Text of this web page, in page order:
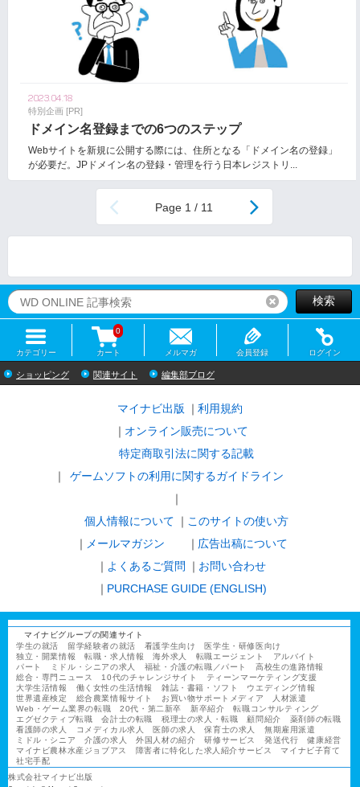
2023.04.18
特別企画 [PR]
ドメイン名登録までの6つのステップ
Webサイトを新規に公開する際には、住所となる「ドメイン名の登録」
が必要だ。JPドメイン名の登録・管理を行う日本レジストリ...
1 / 11
リセット検索
カテゴリー カート
0
メルマガ 会員登録 ログイン
ショッピング 関連サイト 編集部ブログ
マイナビ出版
利用規約
オンライン販売について
特定商取引法に関する記載
ゲームソフトの利用に関するガイドライン
｜
個人情報について
このサイトの使い方
メールマガジン
広告出稿について
よくあるご質問
お問い合わせ
PURCHASE GUIDE (ENGLISH)
マイナビグループの関連サイト
学生の就活
留学経験者の就活 看護学生向け
医学生・研修医向け
独立・開業情報
転職・求人情報 海外求人 転職エージェント
アルバイト
パート
ミドル・シニアの求人 福祉・介護の転職／パート
高校生の進路情報
総合・専門ニュース
10代のチャレンジサイト
ティーンマーケティング支援
大学生活情報
働く女性の生活情報 雑誌・書籍・ソフト
ウエディング情報
世界遺産検定
総合農業情報サイト お買い物サポートメディア
人材派遣
Web・ゲーム業界の転職
20代・第二新卒 新卒紹介
転職コンサルティング
エグゼクティブ転職
会計士の転職 税理士の求人・転職 顧問紹介
薬剤師の転職
看護師の求人
コメディカル求人 医師の求人 保育士の求人
無期雇用派遣
ミドル・シニア
介護の求人 外国人材の紹介 研修サービス 発送代行
健康経営
マイナビ農林水産ジョブアス
障害者に特化した求人紹介サービス
マイナビ子育て
社宅手配
株式会社マイナビ出版